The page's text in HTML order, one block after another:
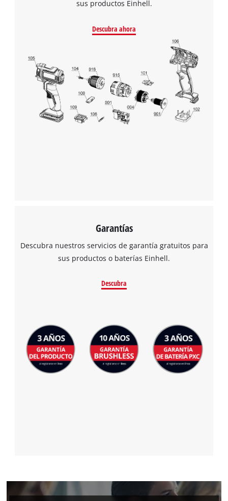
cargar el servicio Google Maps!
This content is not permitted to load due
to trackers that are not disclosed to the
visitor. The website owner needs to setup
the site with their CMP to add this content
to the list of technologies used.
Powered byUsercentrics Consent
Management Platform
sus productos Einhell.
Descubra ahora
Garantías
Descubra nuestros servicios de garantía gratuitos para
sus productos o baterías Einhell.
Descubra